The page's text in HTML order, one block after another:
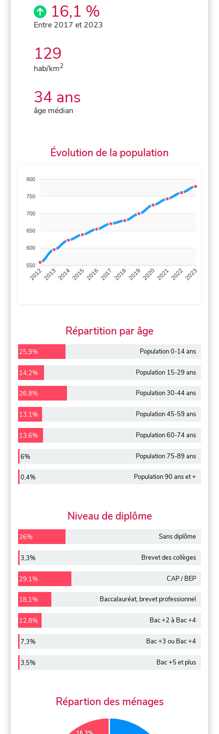
16,1 %
Entre 2017 et 2023
129
hab/km2
34 ans
âge médian
Évolution de la population
800
750
700
650
600
550
201220132014201520162017 20182019 2020202120222023
Répartition par âge
25,9% Population 0-14 ans
14,2% Population 15-29 ans
26,8% Population 30-44 ans
13,1% Population 45-59 ans
13,6% Population 60-74 ans
6% Population 75-89 ans
0,4% Population 90 ans et +
Niveau de diplôme
26% Sans diplôme
3,3% Brevet des collèges
29,1% CAP / BEP
18,1% Baccalauréat, brevet professionnel
12,8% Bac +2 à Bac +4
7,3% Bac +3 ou Bac +4
3,5% Bac +5 et plus
Répartion des ménages